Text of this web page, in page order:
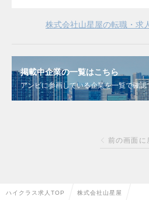
株式会社山星屋の転職・求
掲載中企業の一覧はこちら
アンビに参画している企業を一覧で確認
前の画面に
ハイクラス求人TOP 株式会社山星屋